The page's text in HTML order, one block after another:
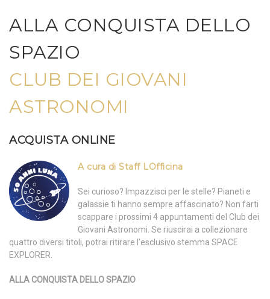
ALLA CONQUISTA DELLO
SPAZIO
CLUB DEI GIOVANI
ASTRONOMI
ACQUISTA ONLINE
A cura di Staff LOfficina
Sei curioso? Impazzisci per le stelle? Pianeti e
galassie ti hanno sempre affascinato? Non farti
scappare i prossimi 4 appuntamenti del Club dei
Giovani Astronomi. Se riuscirai a collezionare
quattro diversi titoli, potrai ritirare l’esclusivo stemma SPACE
EXPLORER.
ALLA CONQUISTA DELLO SPAZIO